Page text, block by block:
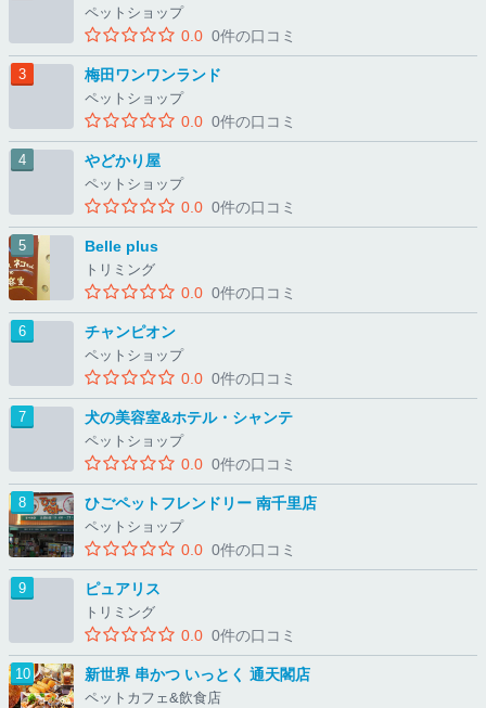
ペットショップ
0.0 0件の口コミ
梅田ワンワンランド
ペットショップ
0.0 0件の口コミ
やどかり屋
ペットショップ
0.0 0件の口コミ
Belle plus
トリミング
0.0 0件の口コミ
チャンピオン
ペットショップ
0.0 0件の口コミ
犬の美容室&ホテル・シャンテ
ペットショップ
0.0 0件の口コミ
ひごペットフレンドリー 南千里店
ペットショップ
0.0 0件の口コミ
ピュアリス
トリミング
0.0 0件の口コミ
新世界 串かつ いっとく 通天閣店
ペットカフェ&飲食店